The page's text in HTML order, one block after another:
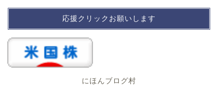
応援クリックお願いします
にほんブログ村